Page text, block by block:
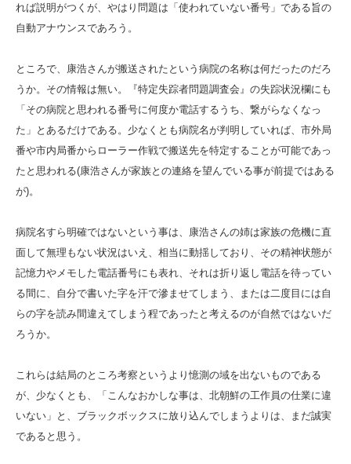
れば説明がつくが、やはり問題は「使われていない番号」である旨の
自動アナウンスであろう。
ところで、康浩さんが搬送されたという病院の名称は何だったのだろ
うか。その情報は無い。『特定失踪者問題調査会』の失踪状況欄にも
「その病院と思われる番号に何度か電話するうち、繋がらなくなっ
た」とあるだけである。少なくとも病院名が判明していれば、市外局
番や市内局番からローラー作戦で搬送先を特定することが可能であっ
たと思われる(康浩さんが家族との連絡を望んでいる事が前提ではある
が)。
病院名すら明確ではないという事は、康浩さんの姉は家族の危機に直
面して無理もない状況はいえ、相当に動揺しており、その精神状態が
記憶力やメモした電話番号にも表れ、それは折り返し電話を待ってい
る間に、自分で書いた字を汗で滲ませてしまう、または二度目には自
らの字を読み間違えてしまう程であったと考えるのが自然ではないだ
ろうか。
これらは結局のところ考察というより憶測の域を出ないものである
が、少なくとも、「こんなおかしな事は、北朝鮮の工作員の仕業に違
いない」と、ブラックボックスに放り込んでしまうよりは、まだ誠実
であると思う。